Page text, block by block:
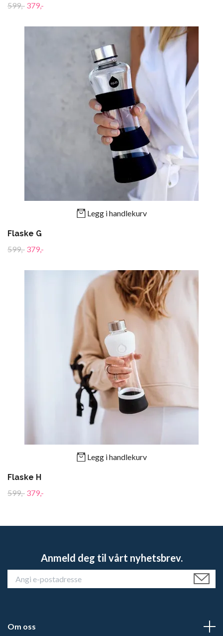
599,- 379,-
Legg i handlekurv
Flaske G
599,- 379,-
Legg i handlekurv
Flaske H
599,- 379,-
Anmeld deg til vårt nyhetsbrev.
Om oss